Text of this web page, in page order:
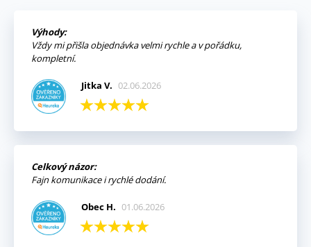
Výhody:
Vždy mi přišla objednávka velmi rychle a v pořádku,
kompletní.
Jitka V. 02.06.2026
Celkový názor:
Fajn komunikace i rychlé dodání.
Obec H. 01.06.2026